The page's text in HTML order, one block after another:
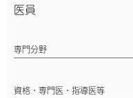
医員
専門分野
資格・専門医・指導医等